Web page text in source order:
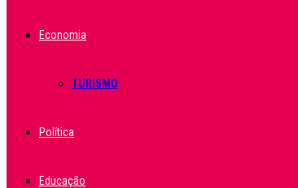
Economia
TURISMO
Política
Educação